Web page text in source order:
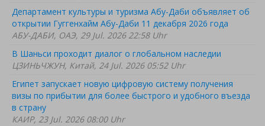
Департамент культуры и туризма Абу-Даби объявляет об
открытии Гуггенхайм Абу-Даби 11 декабря 2026 года
АБУ-ДАБИ, ОАЭ, 29 Jul. 2026 22:58 Uhr
В Шаньси проходит диалог о глобальном наследии
ЦЗИНЬЧЖУН, Китай, 24 Jul. 2026 05:52 Uhr
Египет запускает новую цифровую систему получения
визы по прибытии для более быстрого и удобного въезда
в страну
КАИР, 23 Jul. 2026 08:00 Uhr